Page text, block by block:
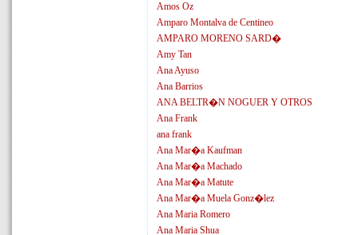
Amos Oz
Amparo Montalva de Centineo
AMPARO MORENO SARD�
Amy Tan
Ana Ayuso
Ana Barrios
ANA BELTR�N NOGUER Y OTROS
Ana Frank
ana frank
Ana Mar�a Kaufman
Ana Mar�a Machado
Ana Mar�a Matute
Ana Mar�a Muela Gonz�lez
Ana Maria Romero
Ana Maria Shua